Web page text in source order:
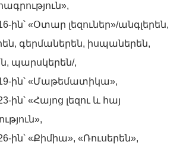
ին՝ «Օտար լեզուներ»/անգլերեն,
գերմաներեն, իսպաներեն,
պարսկերեն/,
19-ին՝ «Մաթեմատիկա»,
ին՝ «Հայոց լեզու և հայ
ին՝ «Քիմիա», «Ռուսերեն»,